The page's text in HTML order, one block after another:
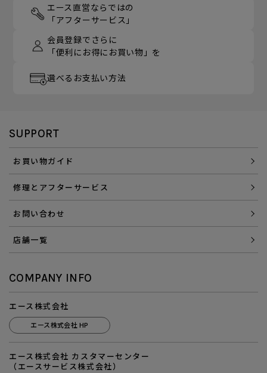
エース直営ならではの
「アフターサービス」
会員登録でさらに
「便利にお得にお買い物」を
選べるお支払い方法
SUPPORT
お買い物ガイド
修理とアフターサービス
お問い合わせ
店舗一覧
COMPANY INFO
エース株式会社
エース株式会社 HP
エース株式会社 カスタマーセンター
（エースサービス株式会社）